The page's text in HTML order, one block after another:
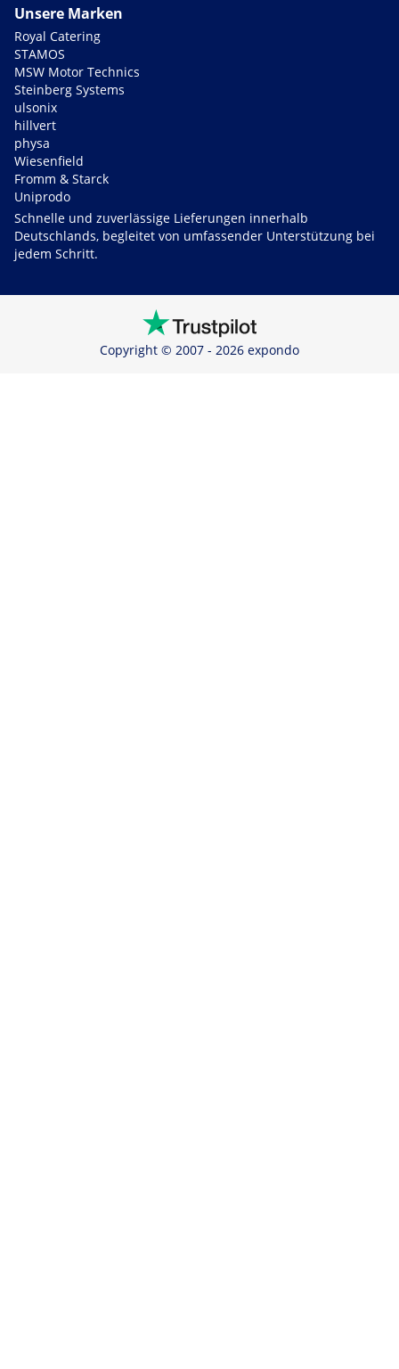
Unsere Marken
Royal Catering
STAMOS
MSW Motor Technics
Steinberg Systems
ulsonix
hillvert
physa
Wiesenfield
Fromm & Starck
Uniprodo
Schnelle und zuverlässige Lieferungen innerhalb
Deutschlands, begleitet von umfassender Unterstützung bei
jedem Schritt.
Copyright © 2007 - 2026 expondo